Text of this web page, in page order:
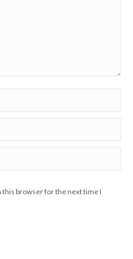
this browser for the next time I